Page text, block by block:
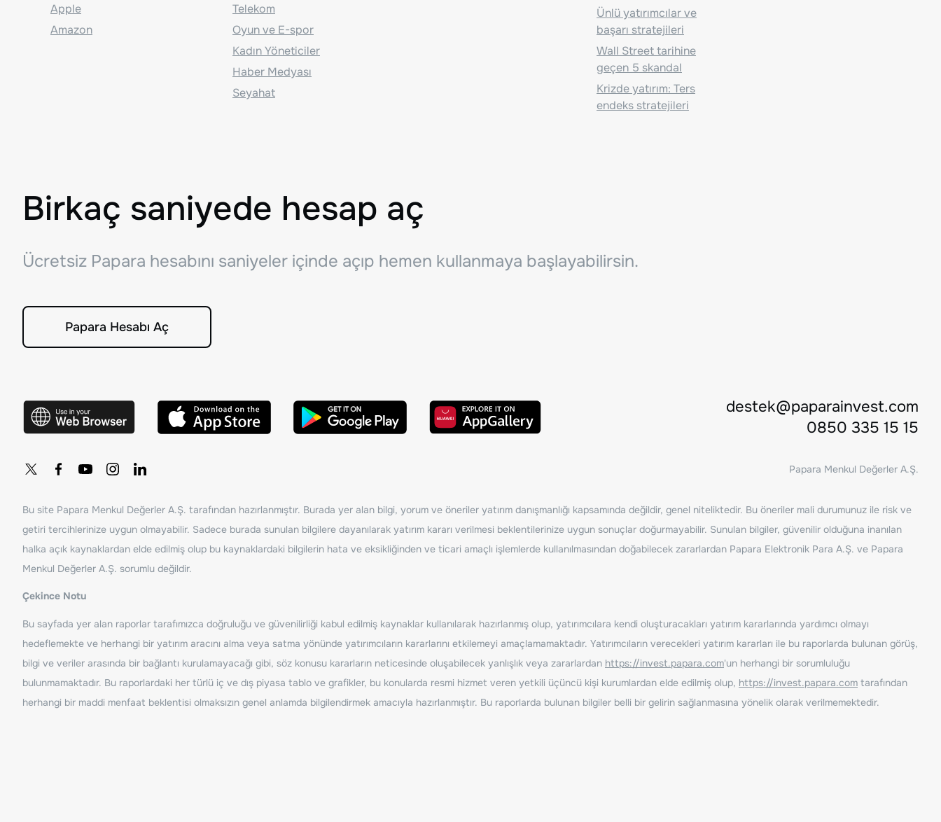
Apple
Amazon
Telekom
Oyun ve E-spor
Kadın Yöneticiler
Haber Medyası
Seyahat
Ünlü yatırımcılar ve
başarı stratejileri
Wall Street tarihine
geçen 5 skandal
Krizde yatırım: Ters
endeks stratejileri
Birkaç saniyede hesap aç
Ücretsiz Papara hesabını saniyeler içinde açıp hemen kullanmaya başlayabilirsin.
Papara Hesabı Aç
destek@paparainvest.com
0850 335 15 15
Papara Menkul Değerler A.Ş.
Bu site Papara Menkul Değerler A.Ş. tarafından hazırlanmıştır. Burada yer alan bilgi, yorum ve öneriler yatırım danışmanlığı kapsamında değildir, genel niteliktedir. Bu öneriler mali durumunuz ile risk ve
getiri tercihlerinize uygun olmayabilir. Sadece burada sunulan bilgilere dayanılarak yatırım kararı verilmesi beklentilerinize uygun sonuçlar doğurmayabilir. Sunulan bilgiler, güvenilir olduğuna inanılan
halka açık kaynaklardan elde edilmiş olup bu kaynaklardaki bilgilerin hata ve eksikliğinden ve ticari amaçlı işlemlerde kullanılmasından doğabilecek zararlardan Papara Elektronik Para A.Ş. ve Papara
Menkul Değerler A.Ş. sorumlu değildir.
Çekince Notu
Bu sayfada yer alan raporlar tarafımızca doğruluğu ve güvenilirliği kabul edilmiş kaynaklar kullanılarak hazırlanmış olup, yatırımcılara kendi oluşturacakları yatırım kararlarında yardımcı olmayı
hedeflemekte ve herhangi bir yatırım aracını alma veya satma yönünde yatırımcıların kararlarını etkilemeyi amaçlamamaktadır. Yatırımcıların verecekleri yatırım kararları ile bu raporlarda bulunan görüş,
bilgi ve veriler arasında bir bağlantı kurulamayacağı gibi, söz konusu kararların neticesinde oluşabilecek yanlışlık veya zararlardan https://invest.papara.com'un herhangi bir sorumluluğu
bulunmamaktadır. Bu raporlardaki her türlü iç ve dış piyasa tablo ve grafikler, bu konularda resmi hizmet veren yetkili üçüncü kişi kurumlardan elde edilmiş olup, https://invest.papara.com tarafından
herhangi bir maddi menfaat beklentisi olmaksızın genel anlamda bilgilendirmek amacıyla hazırlanmıştır. Bu raporlarda bulunan bilgiler belli bir gelirin sağlanmasına yönelik olarak verilmemektedir.